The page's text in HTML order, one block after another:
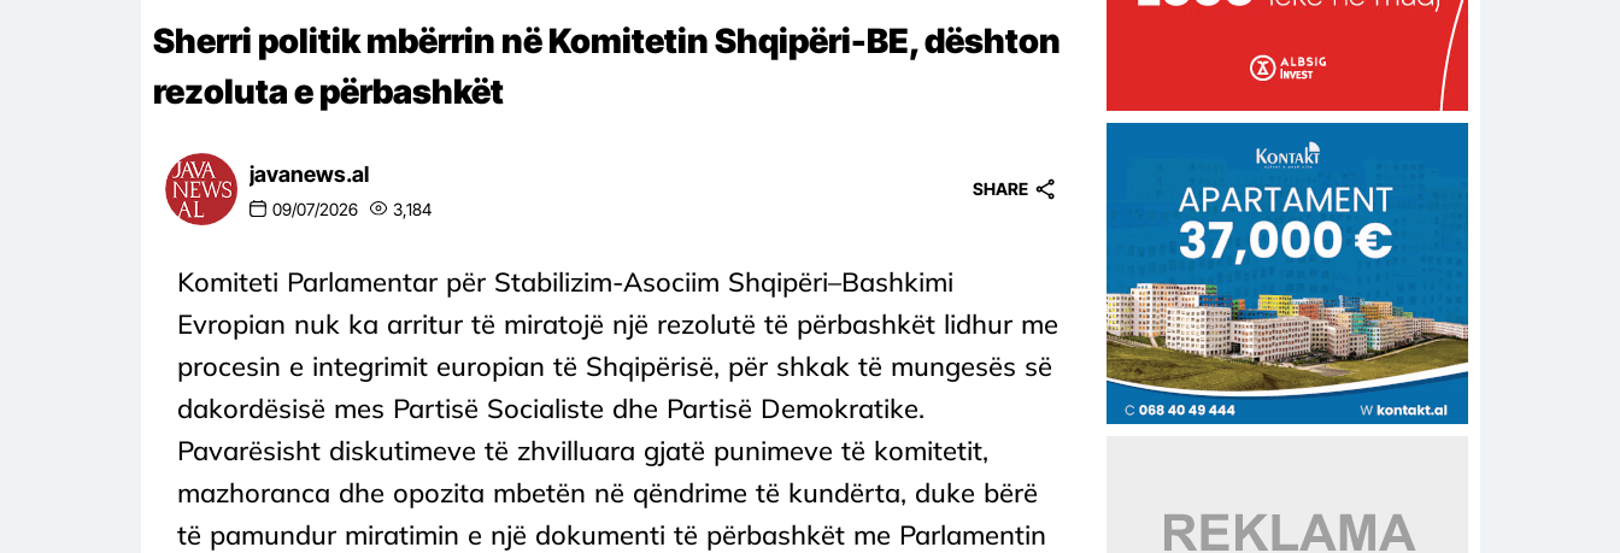
Sherri politik mbërrin në Komitetin Shqipëri-BE, dështon
rezoluta e përbashkët
javanews.al
09/07/2026 3,184
SHARE
Komiteti Parlamentar për Stabilizim-Asociim Shqipëri–Bashkimi
Evropian nuk ka arritur të miratojë një rezolutë të përbashkët lidhur me
procesin e integrimit europian të Shqipërisë, për shkak të mungesës së
dakordësisë mes Partisë Socialiste dhe Partisë Demokratike.
Pavarësisht diskutimeve të zhvilluara gjatë punimeve të komitetit,
mazhoranca dhe opozita mbetën në qëndrime të kundërta, duke bërë
të pamundur miratimin e një dokumenti të përbashkët me Parlamentin